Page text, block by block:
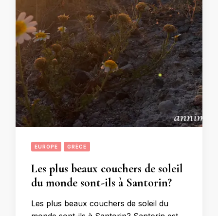
EUROPE GRÈCE
Les plus beaux couchers de soleil
du monde sont-ils à Santorin?
Les plus beaux couchers de soleil du